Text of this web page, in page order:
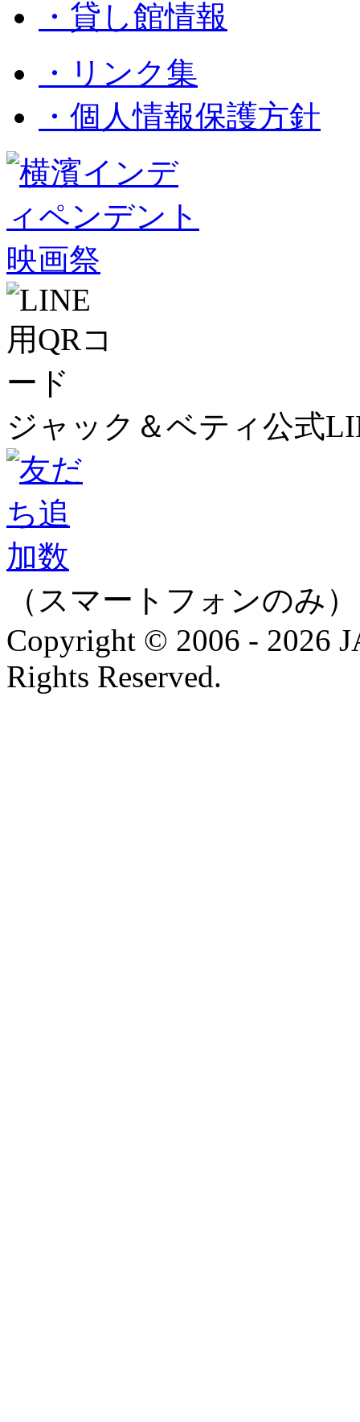
・貸し館情報
・リンク集
・個人情報保護方針
ジャック＆ベティ公式
（スマートフォンのみ）
Copyright © 2006 - 2026
Rights Reserved.